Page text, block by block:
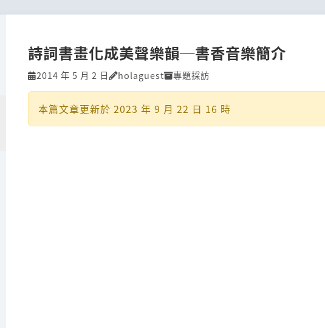
詩詞書畫化成美聲樂韻─書香音樂簡介
2014 年 5 月 2 日 holaguest 專題採訪
本篇文章更新於 2023 年 9 月 22 日 16 時